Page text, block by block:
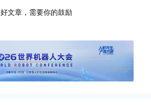
好文章，需要你的鼓励